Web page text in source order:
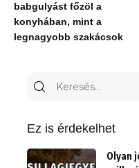
babgulyást főzöl a
konyhában, mint a
legnagyobb szakácsok
Keresés
Ez is érdekelhet
Olyan